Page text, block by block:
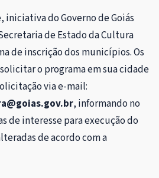
iniciativa do Governo de Goiás
de Estado da Cultura
de inscrição dos municípios. Os
o programa em sua cidade
via e-mail:
, informando no
de interesse para execução do
de acordo com a